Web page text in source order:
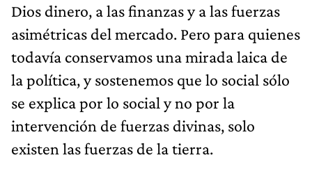
Dios dinero, a las finanzas y a las fuerzas
asimétricas del mercado. Pero para quienes
todavía conservamos una mirada laica de
la política, y sostenemos que lo social sólo
se explica por lo social y no por la
intervención de fuerzas divinas, solo
existen las fuerzas de la tierra.